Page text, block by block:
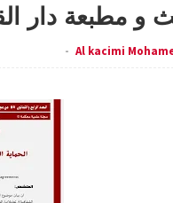
و مطبعة دار